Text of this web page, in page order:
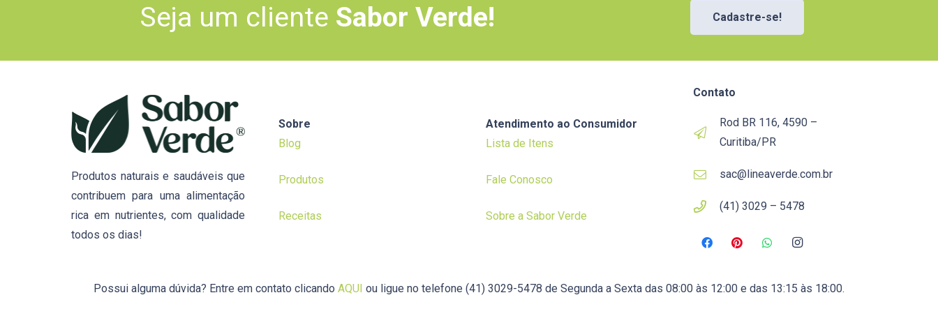
Seja um cliente Sabor Verde! Cadastre-se!
Produtos naturais e saudáveis que
contribuem para uma alimentação
rica em nutrientes, com qualidade
todos os dias!
Sobre
Blog
Produtos
Receitas
Atendimento ao Consumidor
Lista de Itens
Fale Conosco
Sobre a Sabor Verde
Contato
Rod BR 116, 4590 –
Curitiba/PR
sac@lineaverde.com.br
(41) 3029 – 5478
Possui alguma dúvida? Entre em contato clicando AQUI ou ligue no telefone (41) 3029-5478 de Segunda a Sexta das 08:00 às 12:00 e das 13:15 às 18:00.